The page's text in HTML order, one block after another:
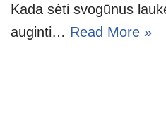
Kada sėti svogūnus
auginti… Read More »